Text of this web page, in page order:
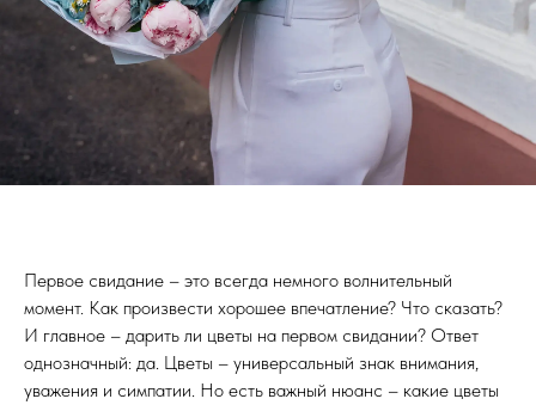
Первое свидание – это всегда немного волнительный
момент. Как произвести хорошее впечатление? Что сказать?
И главное – дарить ли цветы на первом свидании? Ответ
однозначный: да. Цветы – универсальный знак внимания,
уважения и симпатии. Но есть важный нюанс – какие цветы